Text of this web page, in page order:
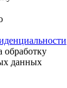
обработку
данных